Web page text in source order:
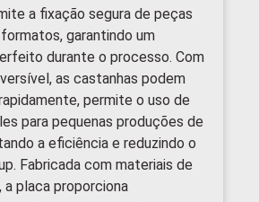
a fixação segura de peças
garantindo um
durante o processo. Com
as castanhas podem
permite o uso de
para pequenas produções de
a eficiência e reduzindo o
Fabricada com materiais de
a placa proporciona